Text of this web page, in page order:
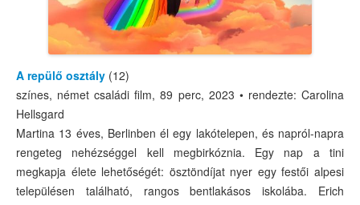
A repülő osztály (12)
színes, német családi film, 89 perc, 2023 • rendezte: Carolina
Hellsgard
Martina 13 éves, Berlinben él egy lakótelepen, és napról-napra
rengeteg nehézséggel kell megbirkóznia. Egy nap a tini
megkapja élete lehetőségét: ösztöndíjat nyer egy festői alpesi
településen található, rangos bentlakásos iskolába. Erich